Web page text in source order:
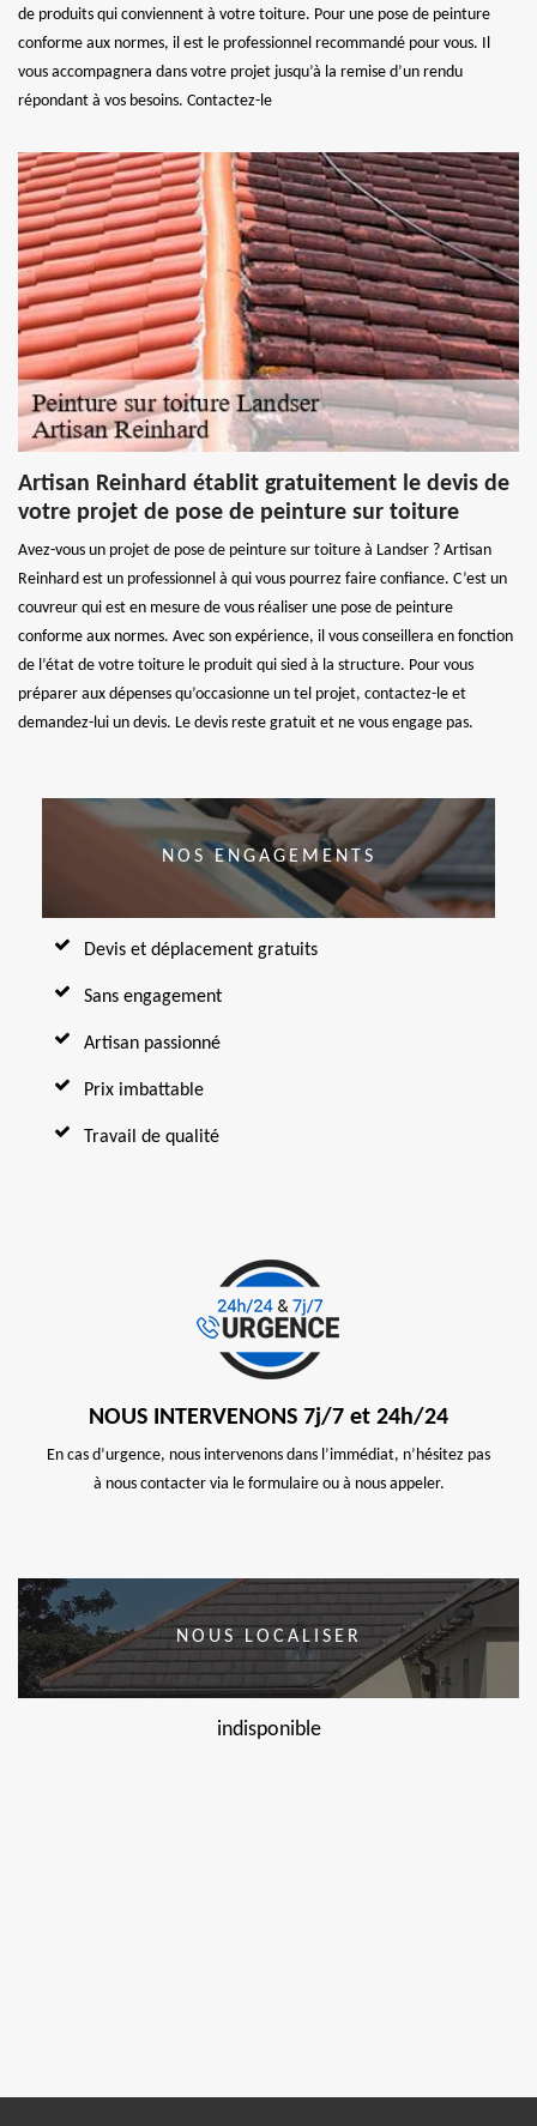
de produits qui conviennent à votre toiture. Pour une pose de peinture
conforme aux normes, il est le professionnel recommandé pour vous. Il
vous accompagnera dans votre projet jusqu’à la remise d’un rendu
répondant à vos besoins. Contactez-le
Artisan Reinhard établit gratuitement le devis de
votre projet de pose de peinture sur toiture
Avez-vous un projet de pose de peinture sur toiture à Landser ? Artisan
Reinhard est un professionnel à qui vous pourrez faire confiance. C’est un
couvreur qui est en mesure de vous réaliser une pose de peinture
conforme aux normes. Avec son expérience, il vous conseillera en fonction
de l’état de votre toiture le produit qui sied à la structure. Pour vous
préparer aux dépenses qu’occasionne un tel projet, contactez-le et
demandez-lui un devis. Le devis reste gratuit et ne vous engage pas.
NOS ENGAGEMENTS
Devis et déplacement gratuits
Sans engagement
Artisan passionné
Prix imbattable
Travail de qualité
NOUS INTERVENONS 7j/7 et 24h/24
En cas d’urgence, nous intervenons dans l’immédiat, n’hésitez pas
à nous contacter via le formulaire ou à nous appeler.
NOUS LOCALISER
indisponible